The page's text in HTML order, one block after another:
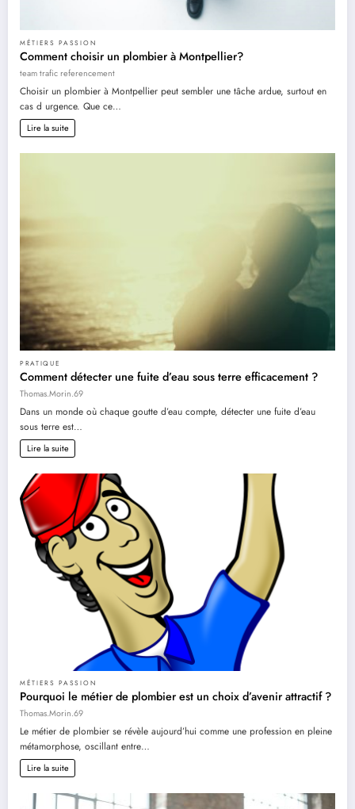
MÉTIERS PASSION
Comment choisir un plombier à Montpellier?
team trafic referencement
Choisir un plombier à Montpellier peut sembler une tâche ardue, surtout en
cas d urgence. Que ce…
Lire la suite
PRATIQUE
Comment détecter une fuite d’eau sous terre efficacement ?
Thomas.Morin.69
Dans un monde où chaque goutte d’eau compte, détecter une fuite d’eau
sous terre est…
Lire la suite
MÉTIERS PASSION
Pourquoi le métier de plombier est un choix d’avenir attractif ?
Thomas.Morin.69
Le métier de plombier se révèle aujourd’hui comme une profession en pleine
métamorphose, oscillant entre…
Lire la suite